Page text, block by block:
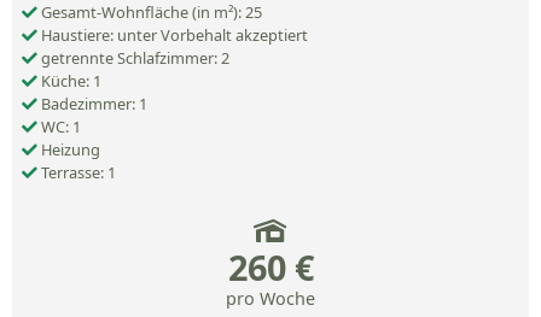
Gesamt-Wohnfläche (in m²): 25
Haustiere: unter Vorbehalt akzeptiert
getrennte Schlafzimmer: 2
Küche: 1
Badezimmer: 1
WC: 1
Heizung
Terrasse: 1
260 €
pro Woche